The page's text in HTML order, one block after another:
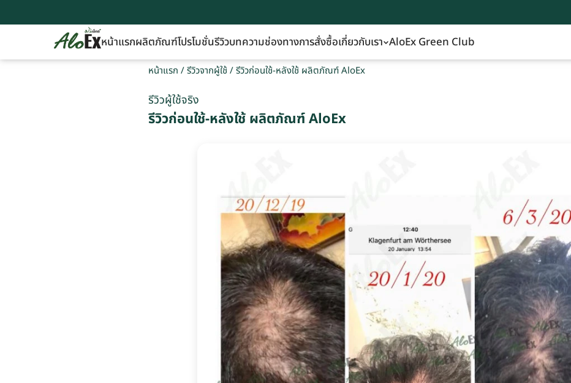
หน้าแรกผลิตภัณฑ์โปรโมชั่นรีวิวบทความช่องทางการสั่งซื้อเกี่ยวกับเรา AloEx Green Club
หน้าแรก /รีวิวจากผู้ใช้ /รีวิวก่อนใช้-หลังใช้ ผลิตภัณฑ์ AloEx
รีวิวผู้ใช้จริง
รีวิวก่อนใช้-หลังใช้ ผลิตภัณฑ์ AloEx